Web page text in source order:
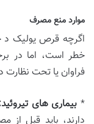
موارد منع مصرف
اگرچه قرص یولیک د
خطر است، اما در
فراوان یا تحت
* بیماری های
دارند، باید قبل